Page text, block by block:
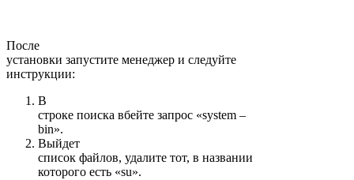
После
установки запустите менеджер и следуйте
инструкции:
В
строке поиска вбейте запрос «system –
bin».
Выйдет
список файлов, удалите тот, в названии
которого есть «su».